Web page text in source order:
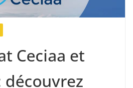
Ceciaa et
découvrez